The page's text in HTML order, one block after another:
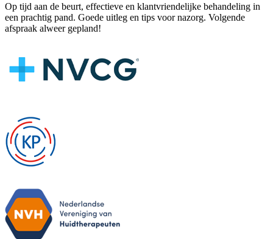
Op tijd aan de beurt, effectieve en klantvriendelijke behandeling in
een prachtig pand. Goede uitleg en tips voor nazorg. Volgende
afspraak alweer gepland!